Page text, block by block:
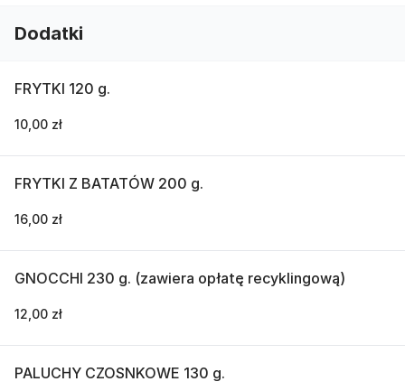
Dodatki
FRYTKI 120 g.
10,00 zł
FRYTKI Z BATATÓW 200 g.
16,00 zł
GNOCCHI 230 g. (zawiera opłatę recyklingową)
12,00 zł
PALUCHY CZOSNKOWE 130 g.